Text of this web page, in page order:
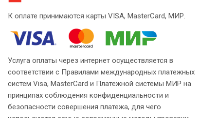
К оплате принимаются карты VISA, MasterCard, МИР.
Услуга оплаты через интернет осуществляется в
соответствии с Правилами международных платежных
систем Visa, MasterCard и Платежной системы МИР на
принципах соблюдения конфиденциальности и
безопасности совершения платежа, для чего